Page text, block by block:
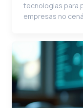
tecnologias para
empresas no